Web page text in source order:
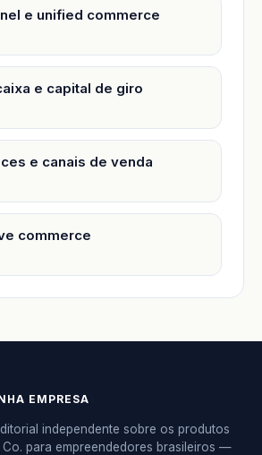
e unified commerce
e capital de giro
e canais de venda
commerce
EMPRESA
independente sobre os produtos
para empreendedores brasileiros —